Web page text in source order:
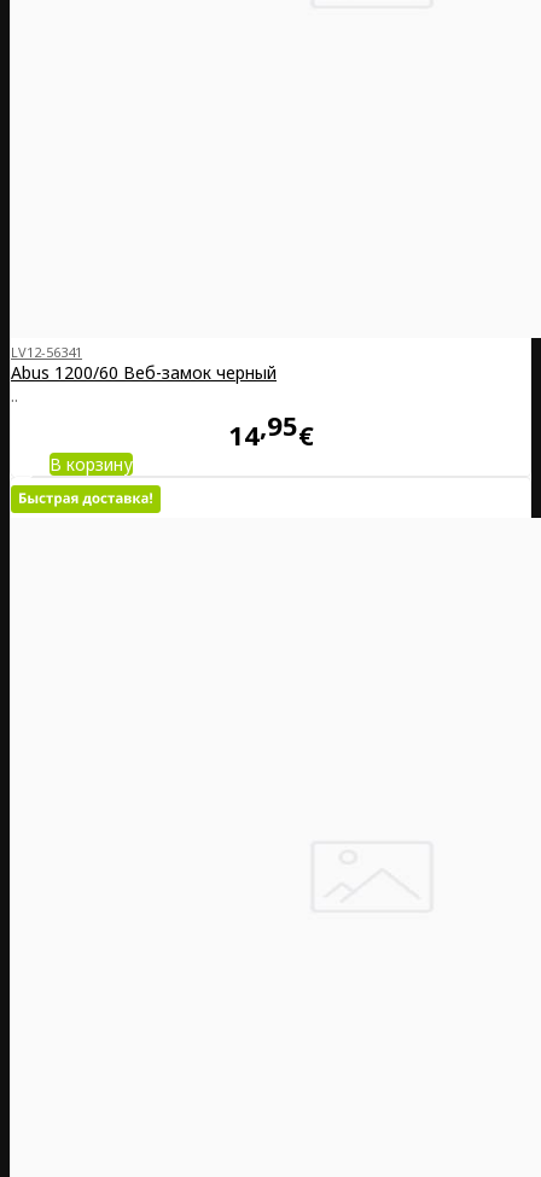
LV12-56341
Abus 1200/60 Веб-замок черный
..
14 95€
В корзину